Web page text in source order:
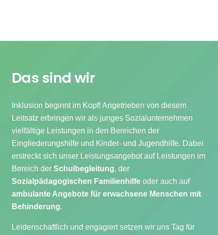
Das sind wir
Inklusion beginnt im Kopf! Angetrieben von diesem
Leitsatz erbringen wir als junges Sozialunternehmen
vielfältige Leistungen in den Bereichen der
Eingliederungshilfe und Kinder- und Jugendhilfe. Dabei
erstreckt sich unser Leistungsangebot auf Leistungen im
Bereich der Schulbegleitung, der
Sozialpädagogischen Familienhilfe oder auch auf
ambulante Angebote für erwachsene Menschen mit
Behinderung.
Leidenschaftlich und engagiert setzen wir uns Tag für